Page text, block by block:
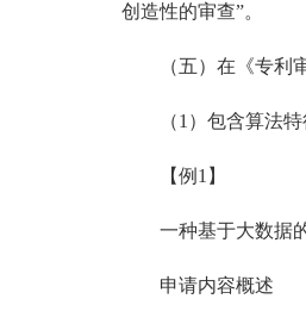
创造性的审查”。
（五）在《专利
（1）包含算法
【例1】
一种基于大数据
申请内容概述